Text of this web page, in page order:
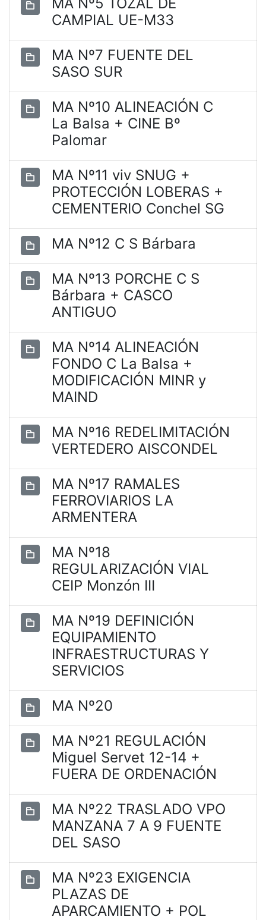
CAMPIAL UE-M33
MA Nº7 FUENTE DEL
SASO SUR
MA Nº10 ALINEACIÓN C
La Balsa + CINE Bº
Palomar
MA Nº11 viv SNUG +
PROTECCIÓN LOBERAS +
CEMENTERIO Conchel SG
MA Nº12 C S Bárbara
MA Nº13 PORCHE C S
Bárbara + CASCO
ANTIGUO
MA Nº14 ALINEACIÓN
FONDO C La Balsa +
MODIFICACIÓN MINR y
MAIND
MA Nº16 REDELIMITACIÓN
VERTEDERO AISCONDEL
MA Nº17 RAMALES
FERROVIARIOS LA
ARMENTERA
MA Nº18
REGULARIZACIÓN VIAL
CEIP Monzón III
MA Nº19 DEFINICIÓN
EQUIPAMIENTO
INFRAESTRUCTURAS Y
SERVICIOS
MA Nº20
MA Nº21 REGULACIÓN
Miguel Servet 12-14 +
FUERA DE ORDENACIÓN
MA Nº22 TRASLADO VPO
MANZANA 7 A 9 FUENTE
DEL SASO
MA Nº23 EXIGENCIA
PLAZAS DE
APARCAMIENTO + POL